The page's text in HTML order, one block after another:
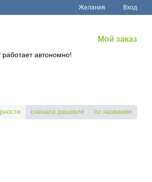
Желания Вход
автономно!
Мой заказ
сначала дешевле по названию